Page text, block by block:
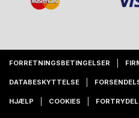
FORRETNINGSBETINGELSER
DATABESKYTTELSE
HJÆLP COOKIES